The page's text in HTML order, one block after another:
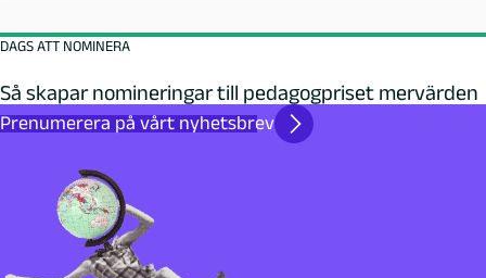
DAGS ATT NOMINERA
Så skapar nomineringar till pedagogpriset mervärden
Prenumerera på vårt nyhetsbrev